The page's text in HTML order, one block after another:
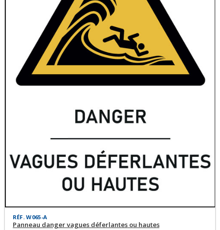
RÉF. W065-A
Panneau danger vagues déferlantes ou hautes